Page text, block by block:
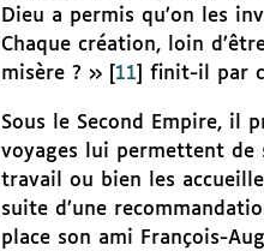
Dieu a permis qu’on les
Chaque création, loin
misère ? »[ 11 finit-il par
Sous le Second Empire, il
voyages lui permettent de
travail ou bien les
suite d’une
place son ami François-